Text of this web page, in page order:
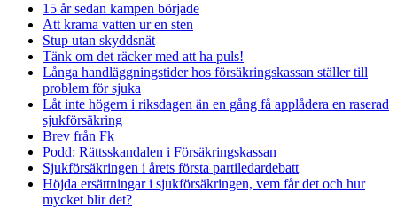
15 år sedan kampen började
Att krama vatten ur en sten
Stup utan skyddsnät
Tänk om det räcker med att ha puls!
Långa handläggningstider hos försäkringskassan ställer till
problem för sjuka
Låt inte högern i riksdagen än en gång få applådera en raserad
sjukförsäkring
Brev från Fk
Podd: Rättsskandalen i Försäkringskassan
Sjukförsäkringen i årets första partiledardebatt
Höjda ersättningar i sjukförsäkringen, vem får det och hur
mycket blir det?